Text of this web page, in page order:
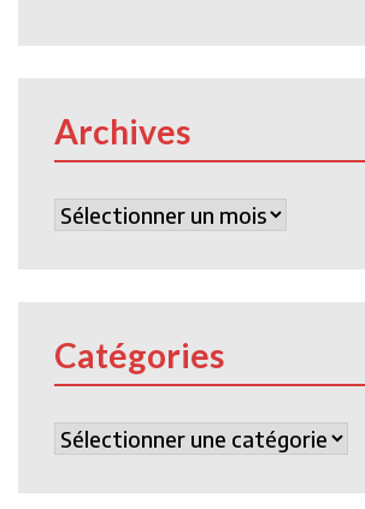
Archives
Archives
Catégories
Catégories